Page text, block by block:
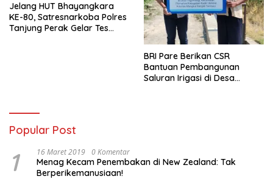
Jelang HUT Bhayangkara
KE-80, Satresnarkoba Polres
Tanjung Perak Gelar Tes
BRI Pare Berikan CSR
Bantuan Pembangunan
Saluran Irigasi di Desa
Popular Post
1 16 Maret 2019 0 Komentar
Menag Kecam Penembakan di New Zealand: Tak
Berperikemanusiaan!